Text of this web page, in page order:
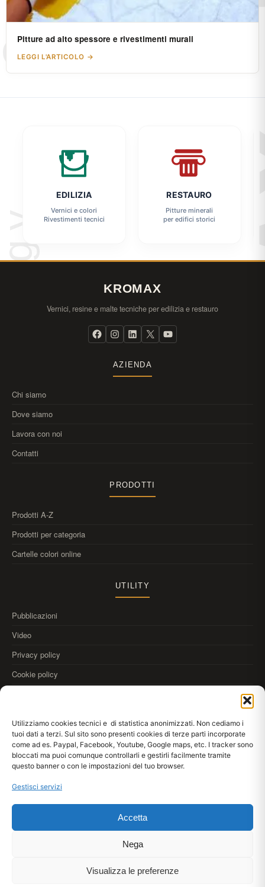
Utilizziamo cookies tecnici e di statistica anonimizzati. Non cediamo i
tuoi dati a terzi. Sul sito sono presenti cookies di terze parti incorporate
come ad es. Paypal, Facebook, Youtube, Google maps, etc. I tracker sono
bloccati ma puoi comunque controllarli e gestirli facilmente tramite
questo banner o con le impostazioni del tuo browser.
Gestisci servizi
Accetta
Nega
Visualizza le preferenze
Pitture ad alto spessore e rivestimenti murali
LEGGI L'ARTICOLO →
EDILIZIA
Vernici e colori
Rivestimenti tecnici
RESTAURO
Pitture minerali
per edifici storici
KROMAX
Vernici, resine e malte tecniche per edilizia e restauro
AZIENDA
Chi siamo
Dove siamo
Lavora con noi
Contatti
PRODOTTI
Prodotti A-Z
Prodotti per categoria
Cartelle colori online
UTILITY
Pubblicazioni
Video
Privacy policy
Cookie policy
OLTRE
35.000
REALIZZAZIONI
ScaricaKromax AppDrawanteprima colori alle pareti
App Store
© 2026 Kromax® srl · Via Meucci 33/35, 80020 Casavatore (NA) IT · P.IVA
IT03953961210
Lun–Ven 08:30–13:30 / 14:30–17:30